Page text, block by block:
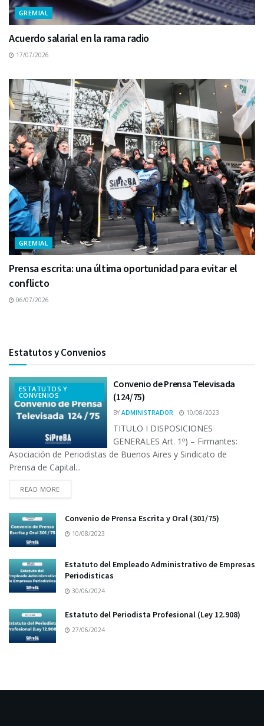
GREMIAL
Acuerdo salarial en la rama radio
17/07/2026
GREMIAL
Prensa escrita: una última oportunidad para evitar el
conflicto
06/07/2026
Estatutos y Convenios
ESTATUTOS Y
CONVENIOS
Convenio de Prensa Televisada
(124/75)
BY ADMINISTRADOR 10/08/2023
TITULO I DISPOSICIONES
GENERALES Art. 1º) – Firmantes:
Asociación de Periodistas de Buenos Aires y Sindicato de
Prensa de Capital...
READ MORE
Convenio de Prensa Escrita y Oral (301/75)
10/08/2023
Estatuto del Empleado Administrativo de Empresas
Periodisticas
30/06/2024
Estatuto del Periodista Profesional (Ley 12.908)
27/06/2024